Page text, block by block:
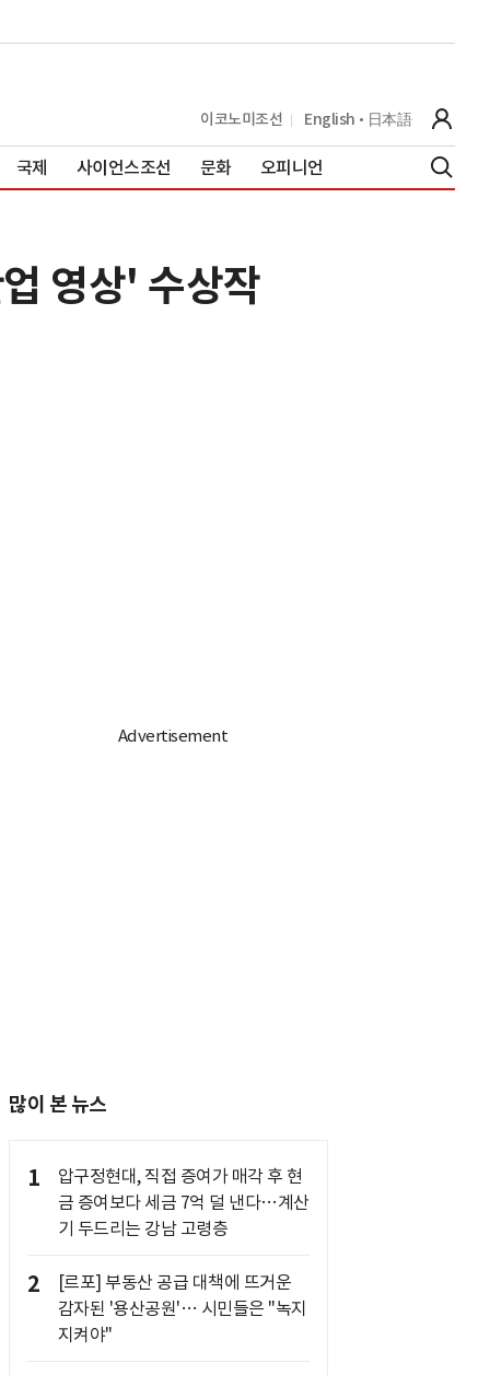
이코노미조선 English 日本語
국제 사이언스조선 문화 오피니언
영상' 수상작
많이 본 뉴스
1
압구정현대, 직접 증여가 매각 후 현
금 증여보다 세금 7억 덜 낸다…계산
기 두드리는 강남 고령층
2
[르포] 부동산 공급 대책에 뜨거운
감자된 '용산공원'… 시민들은 "녹지
지켜야"